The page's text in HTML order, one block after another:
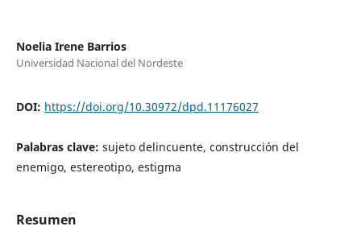
Noelia Irene Barrios
Universidad Nacional del Nordeste
DOI: https://doi.org/10.30972/dpd.11176027
Palabras clave: sujeto delincuente, construcción del
enemigo, estereotipo, estigma
Resumen